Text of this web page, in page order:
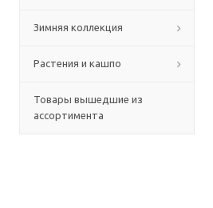
Зимняя коллекция
Растения и кашпо
Товары вышедшие из
ассортимента